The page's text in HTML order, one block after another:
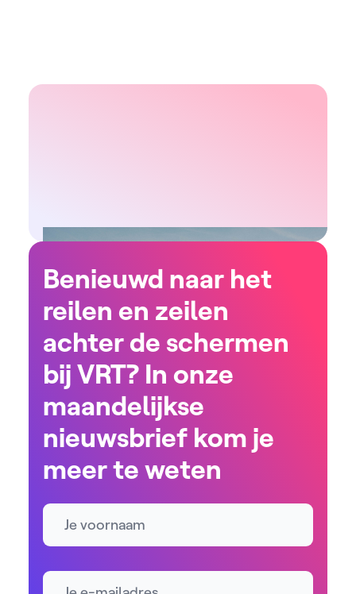
Benieuwd naar het
reilen en zeilen
achter de schermen
bij VRT? In onze
maandelijkse
nieuwsbrief kom je
meer te weten
Naam
E-mailadres *